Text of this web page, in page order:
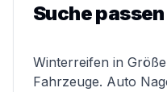
Suche passen
Winterreifen in
Fahrzeuge. Auto